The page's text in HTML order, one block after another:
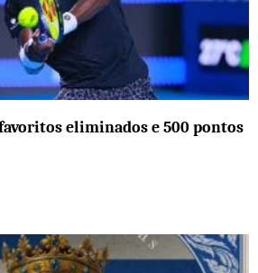
eliminados e 500 pontos